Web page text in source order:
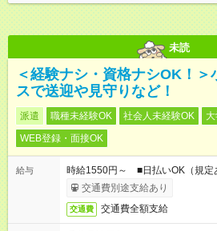
未読
＜経験ナシ・資格ナシOK！＞
スで送迎や見守りなど！
派遣 職種未経験OK 社会人未経験OK
WEB登録・面接OK
給与
時給1550円～ ■日払いOK（規定
交通費別途支給あり
交通費 交通費全額支給